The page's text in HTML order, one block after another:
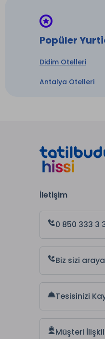
Popüler
Didim Otelleri
Antalya Otelleri
İletişim
0 850 333 3
Biz sizi
Tesisinizi
Müşteri